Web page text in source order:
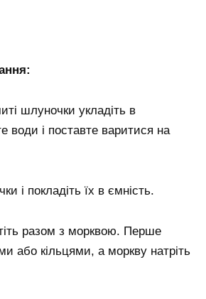
шлуночки укладіть в
води і поставте варитися на
і покладіть їх в ємність.
разом з морквою. Перше
або кільцями, а моркву натріть